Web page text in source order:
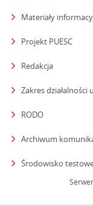
Materiały
Projekt PUESC
Redakcja
Zakres działalności
RODO
Archiwum
Środowisko